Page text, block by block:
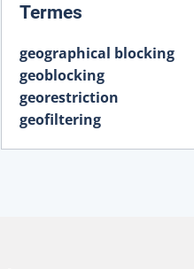
Termes
geographical blocking
geoblocking
georestriction
geofiltering